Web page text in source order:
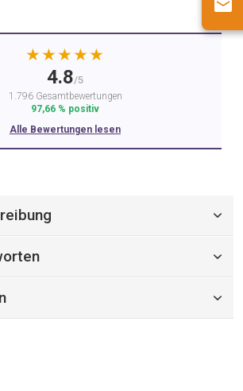
★★★★★
4.8/5
1.796 Gesamtbewertungen
97,66 % positiv
Alle Bewertungen lesen